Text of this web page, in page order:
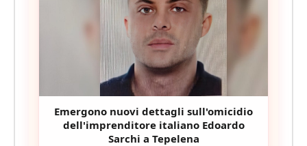
Emergono nuovi dettagli sull'omicidio
dell'imprenditore italiano Edoardo
Sarchi a Tepelena